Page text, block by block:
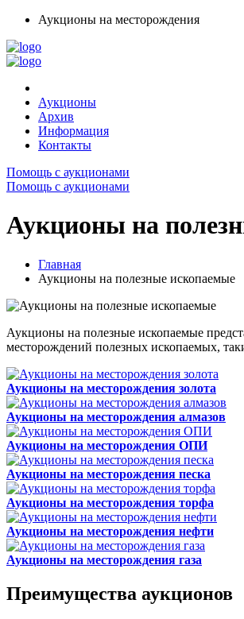
Аукционы на месторождения
Аукционы
Архив
Информация
Контакты
Помощь с аукционами
Помощь с аукционами
Аукционы на
Главная
Аукционы на полезные ископаемые
Аукционы на полезные ископаемые
месторождений полезных ископаемых,
Аукционы на месторождения золота
Аукционы на месторождения алмазов
Аукционы на месторождения ОПИ
Аукционы на месторождения песка
Аукционы на месторождения торфа
Аукционы на месторождения нефти
Аукционы на месторождения газа
Преимущества аукционов